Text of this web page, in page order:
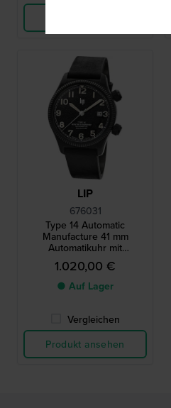
LIP
676031
Type 14 Automatic
Manufacture 41 mm
Automatikuhr mit
hauseigenem
Spezialuhrwerk R26
1.020,00 €
● Auf Lager
Vergleichen
Produkt ansehen